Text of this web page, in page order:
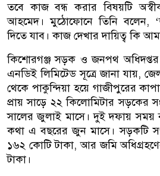
তবে কাজ বন্ধ করার বিষয়টি
আহমেদ। মুঠোফোনে তিনি বলেন,
দিতে যাব। কাজ দেখার দায়িত্ব কি
কিশোরগঞ্জ সড়ক ও জনপথ অধিদপ্তর
এনডিই লিমিটেড সূত্রে জানা যায়,
থেকে পাকুন্দিয়া হয়ে গাজীপুরের
প্রায় সাড়ে ২২ কিলোমিটার সড়কের
সালের জুলাই মাসে। দুই দফায় সময়
কথা এ বছরের জুন মাসে। সড়কটি
১৬২ কোটি টাকা, আর জমি
টাকা।